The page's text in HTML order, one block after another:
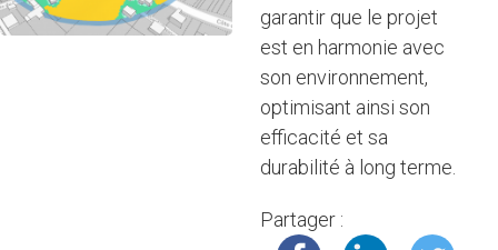
garantir que le projet
est en harmonie avec
son environnement,
optimisant ainsi son
efficacité et sa
durabilité à long terme.
Partager :